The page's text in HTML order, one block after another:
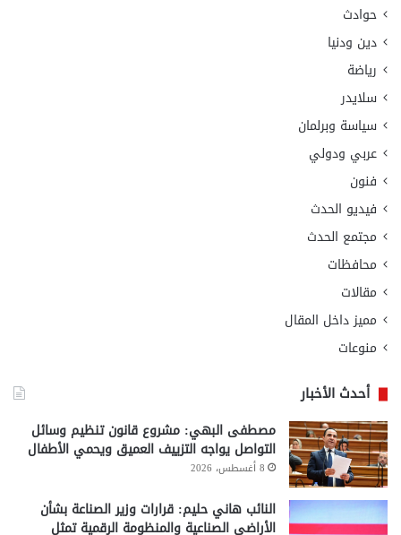
حوادث
دين ودنيا
رياضة
سلايدر
سياسة وبرلمان
عربي ودولي
فنون
فيديو الحدث
مجتمع الحدث
محافظات
مقالات
مميز داخل المقال
منوعات
أحدث الأخبار
مصطفى البهي: مشروع قانون تنظيم وسائل
التواصل يواجه التزييف العميق ويحمي الأطفال
8 أغسطس، 2026
النائب هاني حليم: قرارات وزير الصناعة بشأن
الأراضي الصناعية والمنظومة الرقمية تمثل